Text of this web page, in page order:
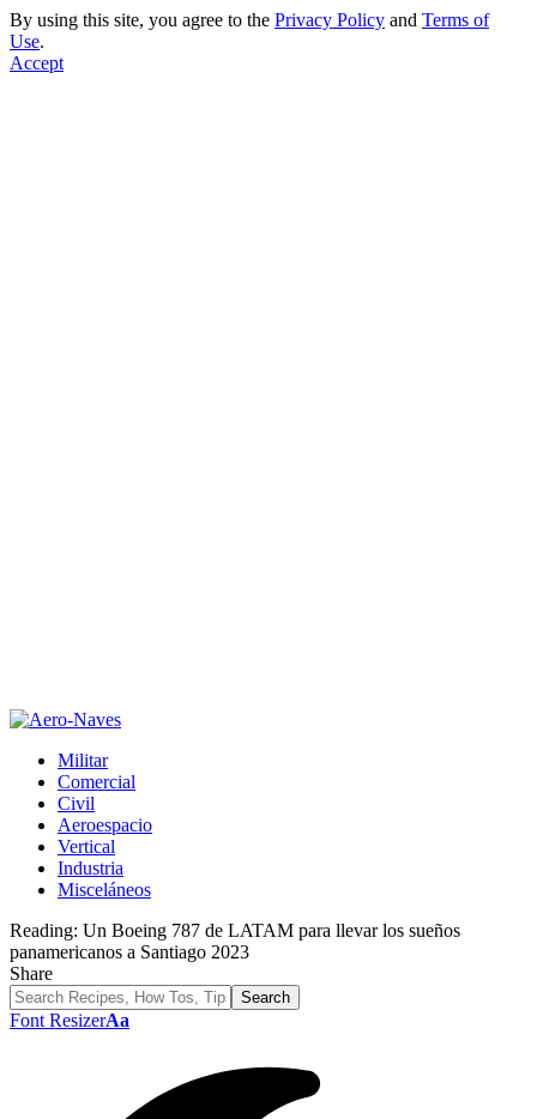
By using this site, you agree to the Privacy Policy and Terms of
Use.
Accept
Militar
Comercial
Civil
Aeroespacio
Vertical
Industria
Misceláneos
Reading: Un Boeing 787 de LATAM para llevar los sueños
panamericanos a Santiago 2023
Share
Font ResizerAa